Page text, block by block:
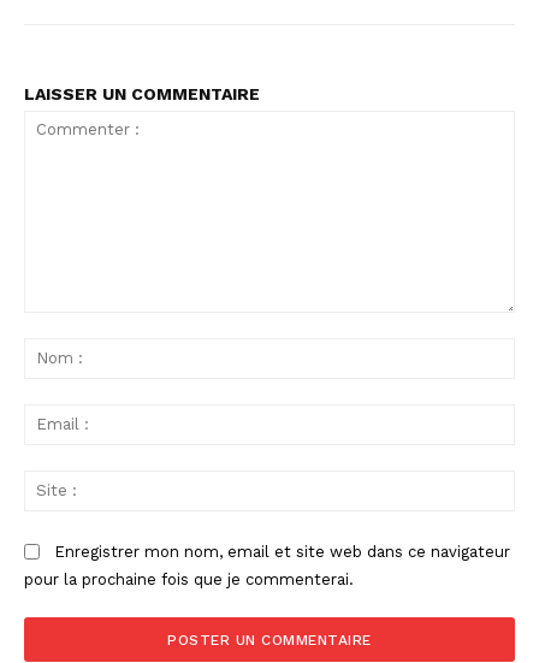
LAISSER UN COMMENTAIRE
Enregistrer mon nom, email et site web dans ce navigateur
pour la prochaine fois que je commenterai.